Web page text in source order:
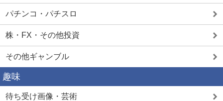
パチンコ・パチスロ
株・FX・その他投資
その他ギャンブル
趣味
待ち受け画像・芸術